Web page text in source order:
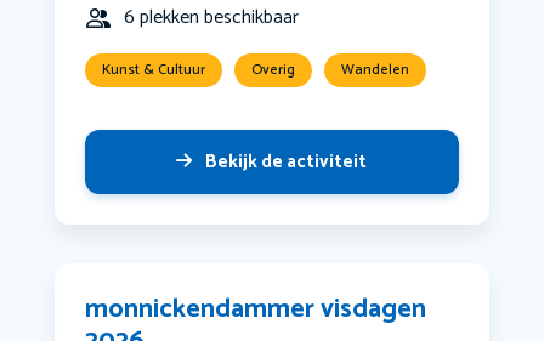
6 plekken beschikbaar
Kunst & Cultuur Overig Wandelen
Bekijk de activiteit
monnickendammer visdagen